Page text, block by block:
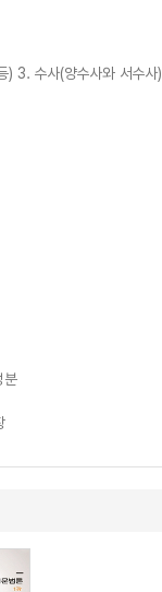
) 3. 수사(양수사와 서수사)
분